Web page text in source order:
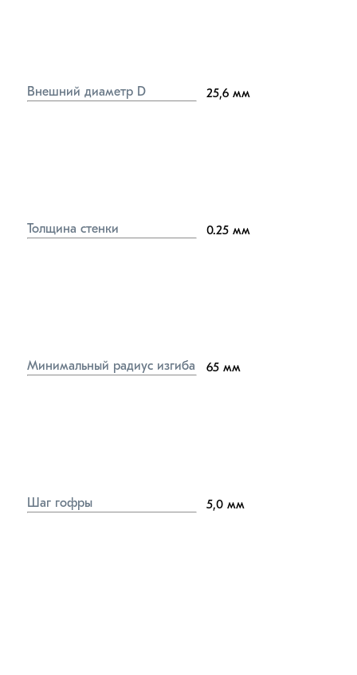
Внешний диаметр D 25,6 мм
Толщина стенки 0.25 мм
Минимальный радиус изгиба 65 мм
Шаг гофры 5,0 мм